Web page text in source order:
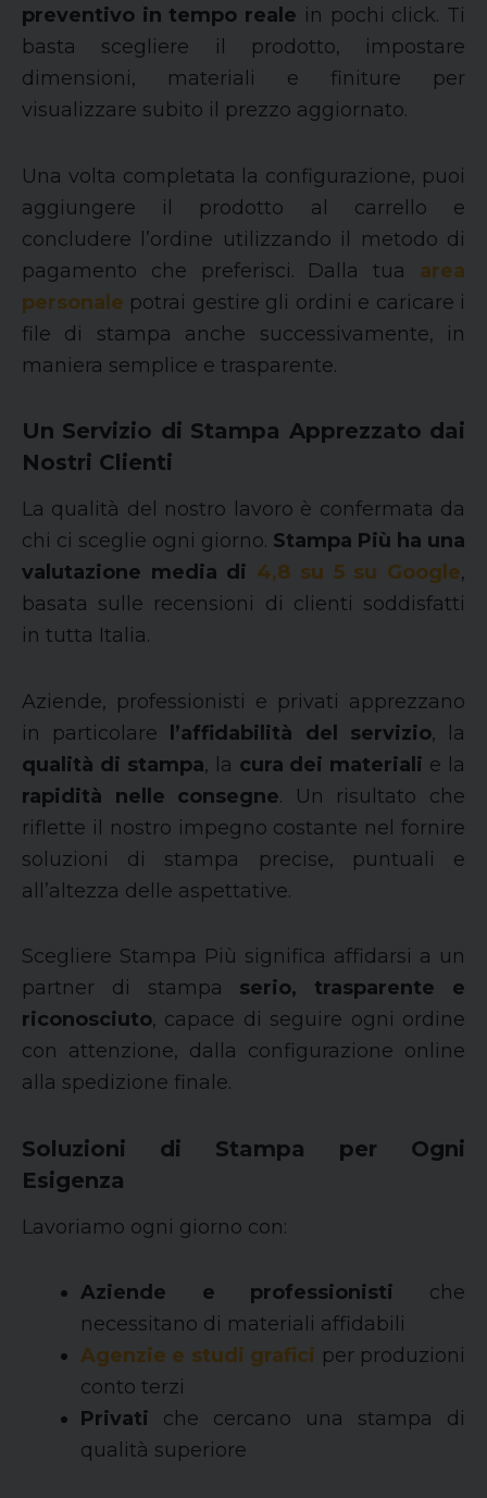
preventivo in tempo reale in pochi click. Ti
basta scegliere il prodotto, impostare
dimensioni, materiali e finiture per
visualizzare subito il prezzo aggiornato.
Una volta completata la configurazione, puoi
aggiungere il prodotto al carrello e
concludere l’ordine utilizzando il metodo di
pagamento che preferisci. Dalla tua area
personale potrai gestire gli ordini e caricare i
file di stampa anche successivamente, in
maniera semplice e trasparente.
Un Servizio di Stampa Apprezzato dai
Nostri Clienti
La qualità del nostro lavoro è confermata da
chi ci sceglie ogni giorno. Stampa Più ha una
valutazione media di 4,8 su 5 su Google,
basata sulle recensioni di clienti soddisfatti
in tutta Italia.
Aziende, professionisti e privati apprezzano
in particolare
l’affidabilità del servizio, la
qualità di stampa, la cura dei materiali e la
rapidità nelle consegne. Un risultato che
riflette il nostro impegno costante nel fornire
soluzioni di stampa precise, puntuali e
all’altezza delle aspettative.
Scegliere Stampa Più significa affidarsi a un
partner di stampa serio, trasparente e
riconosciuto, capace di seguire ogni ordine
con attenzione, dalla configurazione online
alla spedizione finale.
Soluzioni di Stampa per Ogni
Esigenza
Lavoriamo ogni giorno con:
Aziende e professionisti che
necessitano di materiali affidabili
Agenzie e studi grafici per produzioni
conto terzi
Privati che cercano una stampa di
qualità superiore